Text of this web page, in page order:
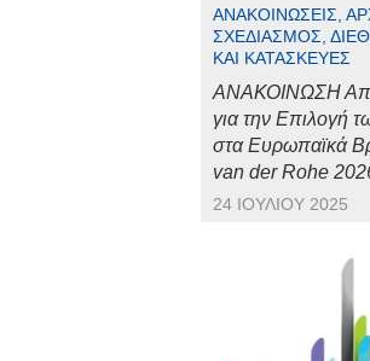
ΑΝΑΚΟΙΝΏΣΕΙΣ,
ΣΧΕΔΙΑΣΜΌΣ,
ΚΑΙ ΚΑΤΑΣΚΕΥΈΣ
ΑΝΑΚΟΙΝΩΣΗ
για την Επιλογή
στα Ευρωπαϊκά
van der Rohe
24 ΙΟΥΛΊΟΥ 2025